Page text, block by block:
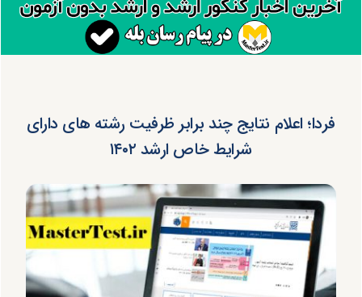
فردا؛ اعلام نتایج چند برابر ظرفیت رشته های دارای
شرایط خاص ارشد ۱۴۰۲